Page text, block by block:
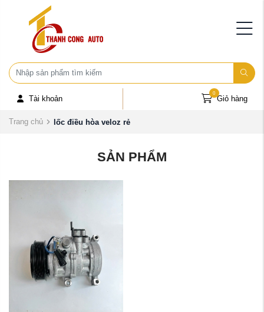
Tài khoản Giỏ hàng
0
Trang chủ lốc điều hòa veloz rẻ
SẢN PHẨM